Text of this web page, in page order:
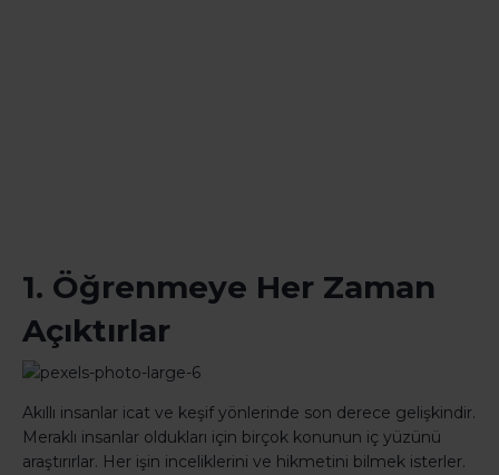
1. Öğrenmeye Her Zaman
Açıktırlar
Akıllı insanlar icat ve keşif yönlerinde son derece gelişkindir.
Meraklı insanlar oldukları için birçok konunun iç yüzünü
araştırırlar. Her işin inceliklerini ve hikmetini bilmek isterler.